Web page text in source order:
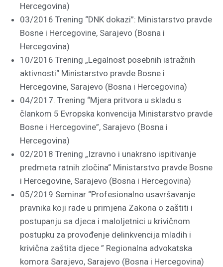
Hercegovina)
03/2016 Trening “DNK dokazi”: Ministarstvo pravde
Bosne i Hercegovine, Sarajevo (Bosna i
Hercegovina)
10/2016 Trening „Legalnost posebnih istražnih
aktivnosti“ Ministarstvo pravde Bosne i
Hercegovine, Sarajevo (Bosna i Hercegovina)
04/2017. Trening “Mjera pritvora u skladu s
člankom 5 Evropska konvencija Ministarstvo pravde
Bosne i Hercegovine”, Sarajevo (Bosna i
Hercegovina)
02/2018 Trening „Izravno i unakrsno ispitivanje
predmeta ratnih zločina“ Ministarstvo pravde Bosne
i Hercegovine, Sarajevo (Bosna i Hercegovina)
05/2019 Seminar “Profesionalno usavršavanje
pravnika koji rade u primjena Zakona o zaštiti i
postupanju sa djeca i maloljetnici u krivičnom
postupku za provođenje delinkvencija mladih i
krivična zaštita djece ” Regionalna advokatska
komora Sarajevo, Sarajevo (Bosna i Hercegovina)